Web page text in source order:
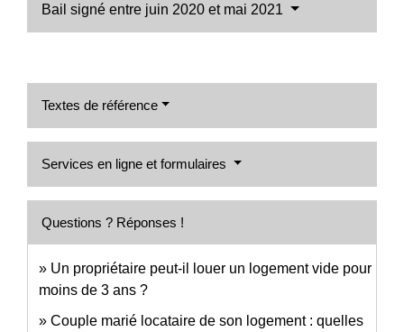
Bail signé entre juin 2020 et mai 2021
Textes de référence
Services en ligne et formulaires
Questions ? Réponses !
Un propriétaire peut-il louer un logement vide pour
moins de 3 ans ?
Couple marié locataire de son logement : quelles